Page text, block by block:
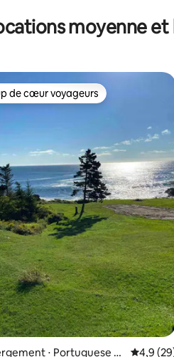
moyenne
sur la base de 89 commentaires
de cœur voyageurs
de cœur voyageurs
⋅ Portuguese C
4,9